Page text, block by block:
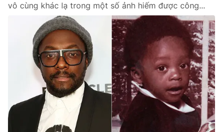
Ðiện thoại Thời báo VTV:024.66 897 897
toasoan@vtv.vn
Liên hệ quảng cáo:024-7300.7108
vô cùng khác lạ trong một số ảnh hiếm được công...